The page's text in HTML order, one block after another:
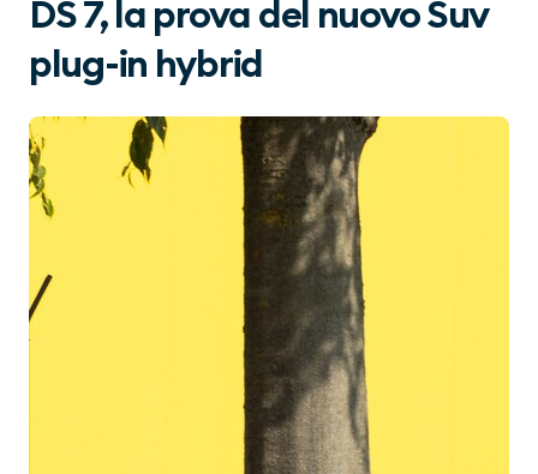
DS 7, la prova del nuovo Suv
plug-in hybrid